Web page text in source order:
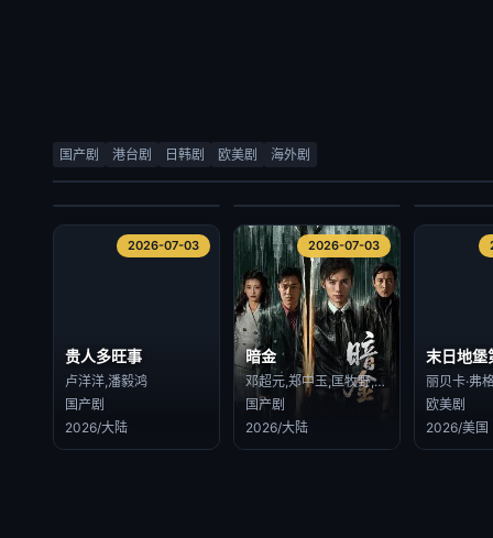
国产剧 港台剧 日韩剧 欧美剧 海外剧
日韩剧
2026/韩国
2026-07-03
海外剧
2026/泰国
2026-07-03
2026/泰国
贵人多旺事
卢洋洋,潘毅鸿
国产剧
2026/大陆
2026-07-03
暗金
邓超元,郑中玉,匡牧野,张腾,钟晨瑶,徐永革,赵晓明,张曦文,甄琪
国产剧
2026/大陆
2026-07-03
末日地堡
欧美剧
2026/美国